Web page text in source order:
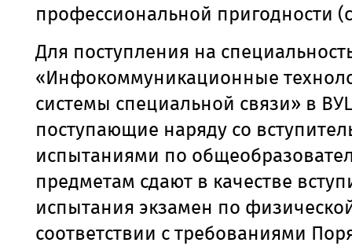
профессиональной пригодности
Для поступления на
«Инфокоммуникационные
системы специальной связи» в
поступающие наряду со
испытаниями по
предметам сдают в качестве
испытания экзамен по
соответствии с требованиями